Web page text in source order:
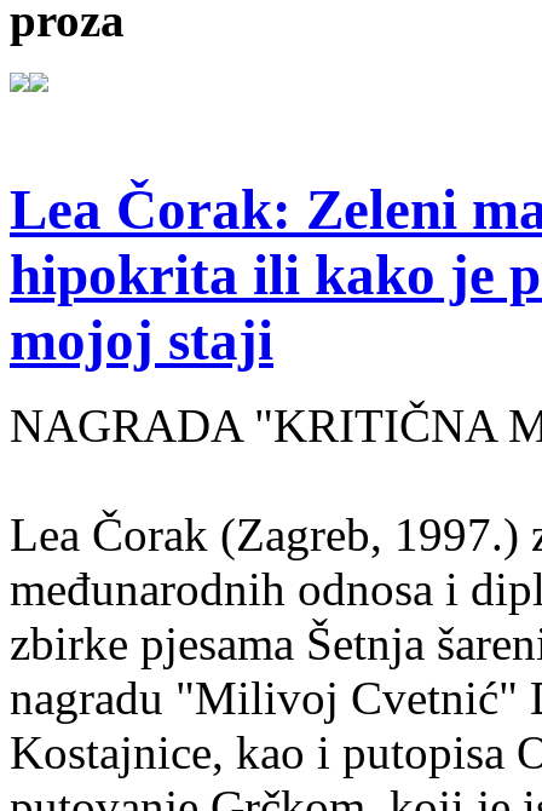
proza
Lea Čorak: Zeleni
hipokrita ili kako je
mojoj staji
NAGRADA "KRITIČNA
Lea Čorak (Zagreb,
međunarodnih odnosa i
zbirke pjesama Šetnja
nagradu "Milivoj Cvetnić"
Kostajnice, kao i putopisa